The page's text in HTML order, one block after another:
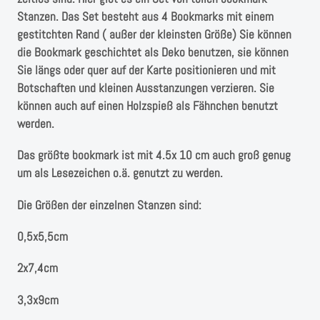
Kranzliebe
Stanzen. Das Set besteht aus 4 Bookmarks mit einem
gestitchten Rand ( außer der kleinsten Größe) Sie können
die Bookmark geschichtet als Deko benutzen, sie können
Sie längs oder quer auf der Karte positionieren und mit
Botschaften und kleinen Ausstanzungen verzieren. Sie
können auch auf einen Holzspieß als Fähnchen benutzt
werden.
Das größte bookmark ist mit 4.5x 10 cm auch groß genug
um als Lesezeichen o.ä. genutzt zu werden.
Die Größen der einzelnen Stanzen sind:
0,5x5,5cm
2x7,4cm
3,3x9cm